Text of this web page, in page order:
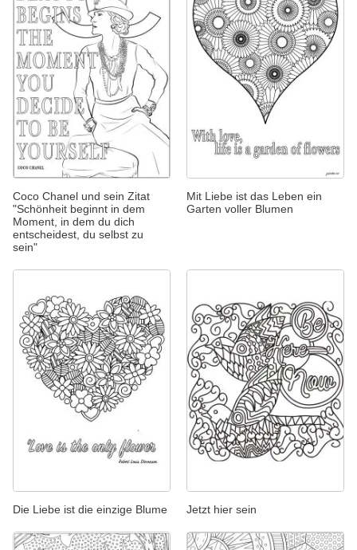
Coco Chanel und sein Zitat
"Schönheit beginnt in dem
Moment, in dem du dich
entscheidest, du selbst zu
sein"
Mit Liebe ist das Leben ein
Garten voller Blumen
Die Liebe ist die einzige Blume Jetzt hier sein